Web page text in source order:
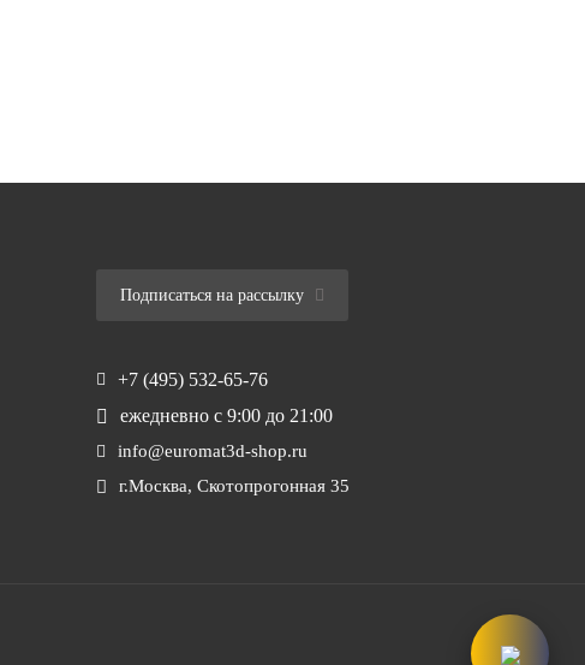
Подписаться на рассылку
+7 (495) 532-65-76
ежедневно с 9:00 до 21:00
info@euromat3d-shop.ru
г.Москва, Скотопрогонная 35